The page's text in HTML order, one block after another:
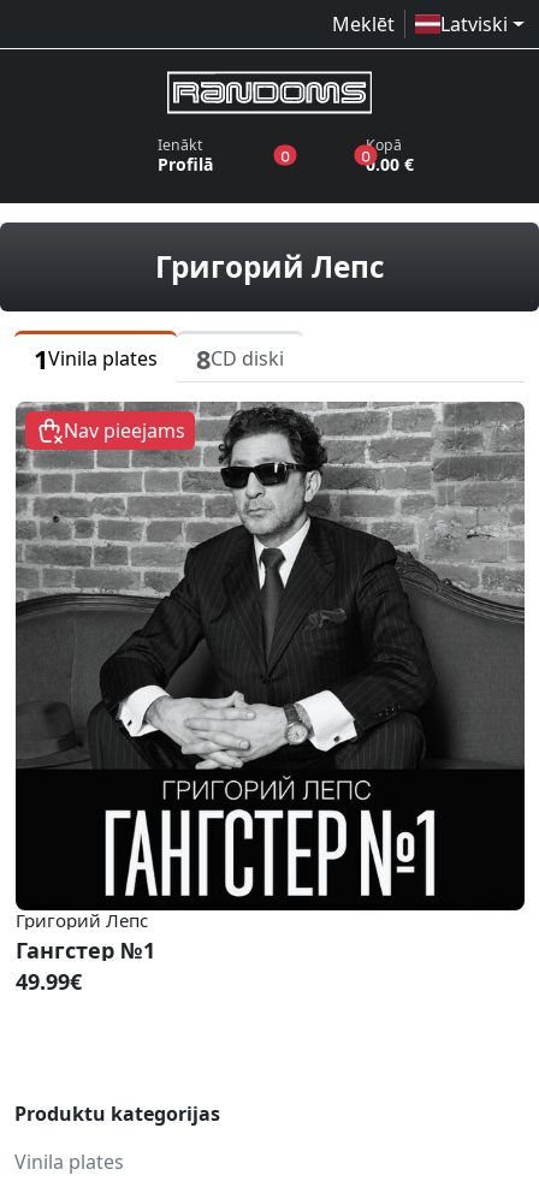
Meklēt Latviski
Ienākt
Profilā 0produkti vēlmju sarakstā
0produkti grozā
Kopā
0.00 €
Григорий Лепсvinila
1Vinila plates 8CD diski
Nav pieejams
Григорий Лепс
Гангстер №1
49.99€
Produktu kategorijas
Vinila plates